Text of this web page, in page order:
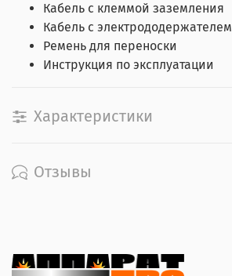
Кабель с клеммой заземления
Кабель с электрододержателем
Ремень для переноски
Инструкция по эксплуатации
Характеристики
Отзывы